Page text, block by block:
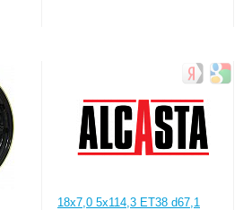
18x7,0 5x114,3 ET38 d67,1